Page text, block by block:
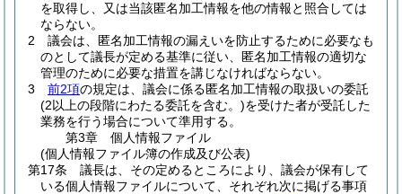
を取得し、又は当該匿名加工情報を他の情報と照合しては
ならない。
2
議会は、匿名加工情報の漏えいを防止するために必要なも
のとして議長が定める基準に従い、匿名加工情報の適切な
管理のために必要な措置を講じなければならない。
3
前2項の規定は、議会に係る匿名加工情報の取扱いの委託
(2以上の段階にわたる委託を含む。)を受けた者が受託した
業務を行う場合について準用する。
第3章
個人情報ファイル
(個人情報ファイル簿の作成及び公表)
第17条
議長は、その定めるところにより、議会が保有して
いる個人情報ファイルについて、それぞれ次に掲げる事項